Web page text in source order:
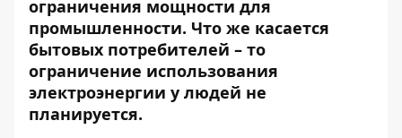
ограничения мощности для
промышленности. Что же касается
бытовых потребителей – то
ограничение использования
электроэнергии у людей не
планируется.